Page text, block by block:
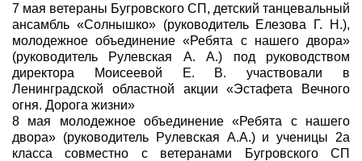
7 мая ветераны Бугровского СП, детский танцевальный
ансамбль «Солнышко» (руководитель Елезова Г. Н.),
молодежное объединение «Ребята с нашего двора»
(руководитель Рулевская А. А.) под руководством
директора Моисеевой Е. В. участвовали в
Ленинградской областной акции «Эстафета Вечного
огня. Дорога жизни»
8 мая молодежное объединение «Ребята с нашего
двора» (руководитель Рулевская А.А.) и ученицы 2а
класса совместно с ветеранами Бугровского СП